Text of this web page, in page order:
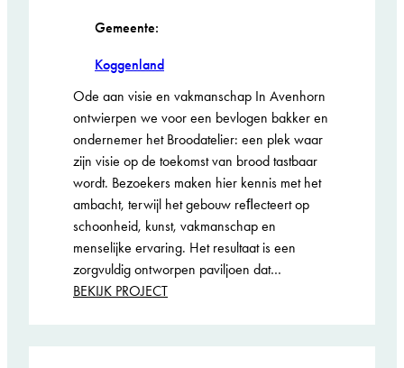
Gemeente:
Koggenland
Ode aan visie en vakmanschap In Avenhorn
ontwierpen we voor een bevlogen bakker en
ondernemer het Broodatelier: een plek waar
zijn visie op de toekomst van brood tastbaar
wordt. Bezoekers maken hier kennis met het
ambacht, terwijl het gebouw reﬂecteert op
schoonheid, kunst, vakmanschap en
menselijke ervaring. Het resultaat is een
zorgvuldig ontworpen paviljoen dat…
BEKIJK PROJECT: